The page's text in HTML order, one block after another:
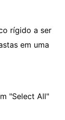
rígido a ser
em uma
"Select All"